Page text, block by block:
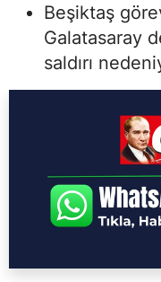
Beşiktaş
Galatasaray
saldırı